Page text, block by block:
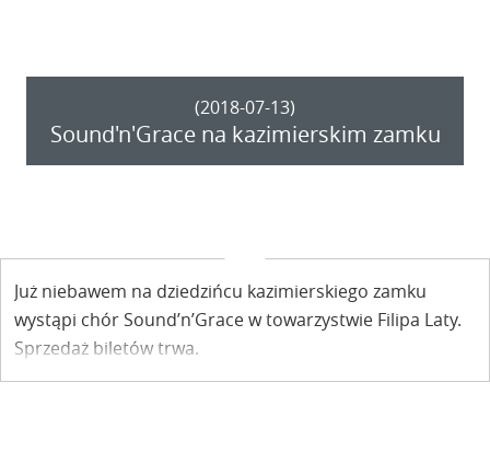
(2018-07-13)
Sound'n'Grace na kazimierskim zamku
Już niebawem na dziedzińcu kazimierskiego zamku
wystąpi chór Sound’n’Grace w towarzystwie Filipa Laty.
Sprzedaż biletów trwa.